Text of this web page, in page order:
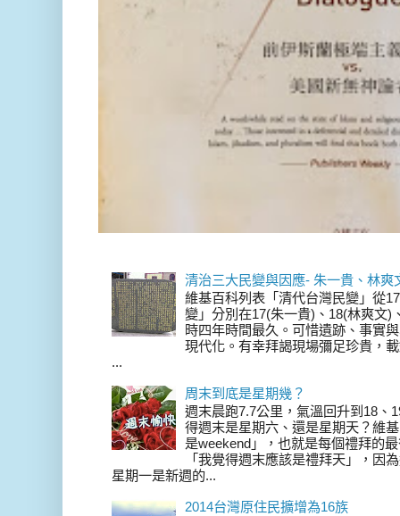
清治三大民變與因應- 朱一貴、林爽
維基百科列表「清代台灣民變」從
變」分別在17(朱一貴)、18(林爽文)
時四年時間最久。可惜遺跡、事實
現代化。有幸拜謁現場彌足珍貴，
...
周末到底是星期幾？
週末晨跑7.7公里，氣溫回升到18、
得週末是星期六、還是星期天？維
是weekend」，也就是每個禮拜的
「我覺得週末應該是禮拜天」，因
星期一是新週的...
2014台灣原住民擴增為16族